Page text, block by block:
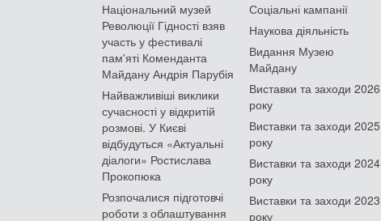
Національний музей
Революції Гідності взяв
участь у фестивалі
пам'яті Коменданта
Майдану Андрія Парубія
Найважливіші виклики
сучасності у відкритій
розмові. У Києві
відбудуться «Актуальні
діалоги» Ростислава
Прокопюка
Розпочалися підготовчі
роботи з облаштування
Соціальні кампанії
Наукова діяльність
Видання Музею
Майдану
Виставки та заходи 2026
року
Виставки та заходи 2025
року
Виставки та заходи 2024
року
Виставки та заходи 2023
року